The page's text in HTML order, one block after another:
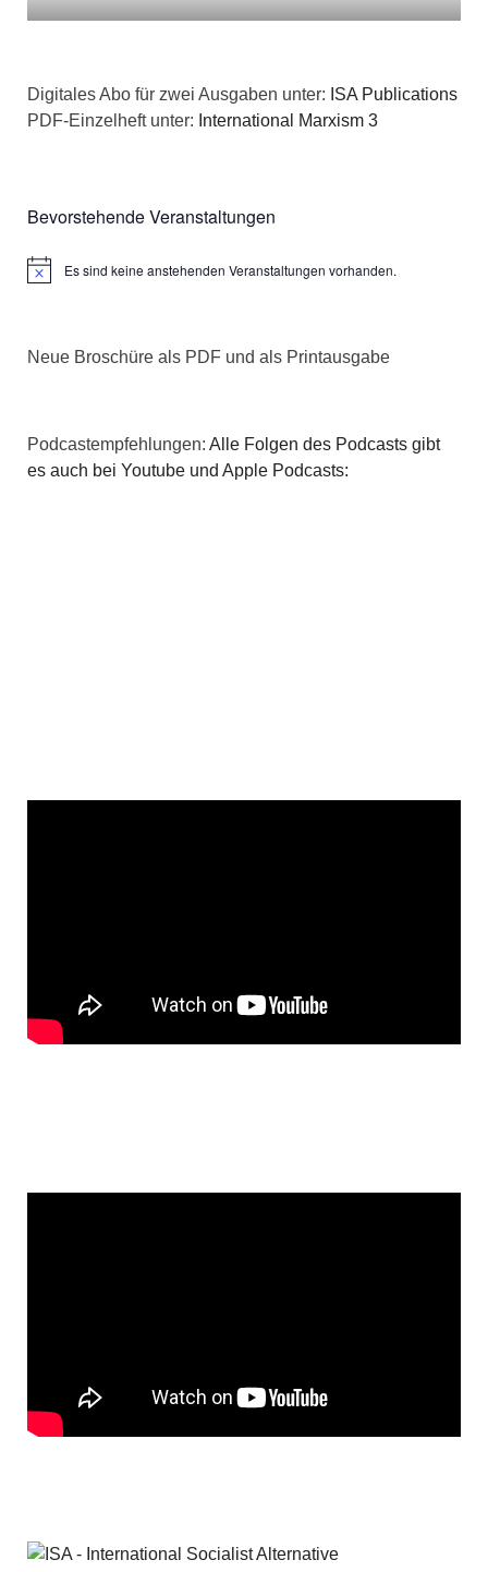
Digitales Abo für zwei Ausgaben unter: ISA Publications
PDF-Einzelheft unter: International Marxism 3
Bevorstehende Veranstaltungen
HinweisEs sind keine anstehenden Veranstaltungen vorhanden.
Neue Broschüre als PDF und als Printausgabe
Podcastempfehlungen: Alle Folgen des Podcasts gibt
es auch bei Youtube und Apple Podcasts: